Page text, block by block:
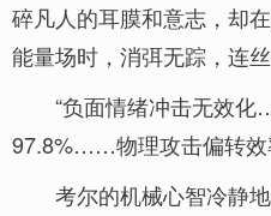
碎凡人的耳膜和意志，却
能量场时，消弭无踪，连
“负面情绪冲击无效
97.8%……物理攻击偏转
考尔的机械心智冷静